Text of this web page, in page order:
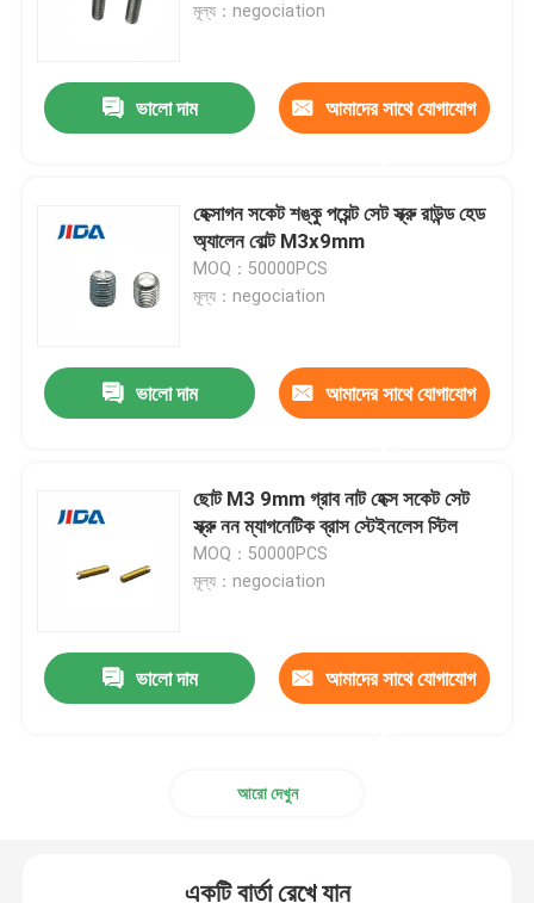
মূল্য：negociation
ভালো দাম আমাদের সাথে যোগাযোগ
হেক্সাগন সকেট শঙ্কু পয়েন্ট সেট স্ক্রু রাউন্ড হেড
অ্যালেন বোল্ট M3x9mm
MOQ：50000PCS
মূল্য：negociation
ভালো দাম আমাদের সাথে যোগাযোগ
ছোট M3 9mm গ্রাব নাট হেক্স সকেট সেট
স্ক্রু নন ম্যাগনেটিক ব্রাস স্টেইনলেস স্টিল
MOQ：50000PCS
মূল্য：negociation
ভালো দাম আমাদের সাথে যোগাযোগ
আরো দেখুন
একটি বার্তা রেখে যান